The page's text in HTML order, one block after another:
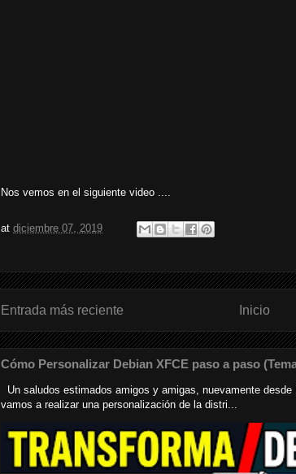
Nos vemos en el siguiente video ....
at diciembre 07, 2019
Entrada más reciente Inicio
Cómo Personalizar Debian XFCE paso a paso
Un saludos estimados amigos y amigas, nuevamente
vamos a realizar una personalización de la distri...